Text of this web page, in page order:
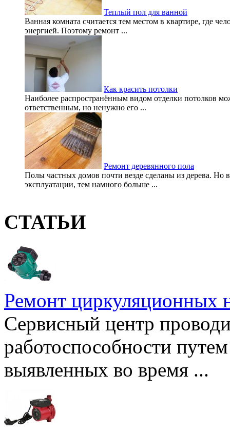
Теплый пол для ванной
Ванная комната считается тем местом в квартире, где
энергией. Поэтому ремонт ...
Как красить потолки
Наиболее распространённым видом отделки потолков
ответственным, но ненужно его ...
Ремонт деревянного пола
Полы частных домов почти везде сделаны из дерева. Но
эксплуатации, тем намного больше ...
СТАТЬИ
Ремонт циркуляционных
Сервисный центр
работоспособности
выявленных во время ...